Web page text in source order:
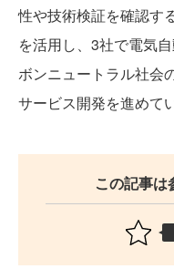
性や技術検証を確認す
を活用し、3社で電気
ボンニュートラル社会
サービス開発を進めて
この記事は